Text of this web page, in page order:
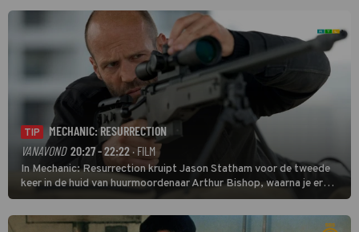
TIP
MECHANIC: RESURRECTION
VANAVOND 20:27 - 22:22· FILM
In Mechanic: Resurrection kruipt Jason Statham voor de tweede
keer in de huid van huurmoordenaar Arthur Bishop, waarna je er
donder op kunt zeggen dat er van Bishops geplande pensioen niet
veel terechtkomt.